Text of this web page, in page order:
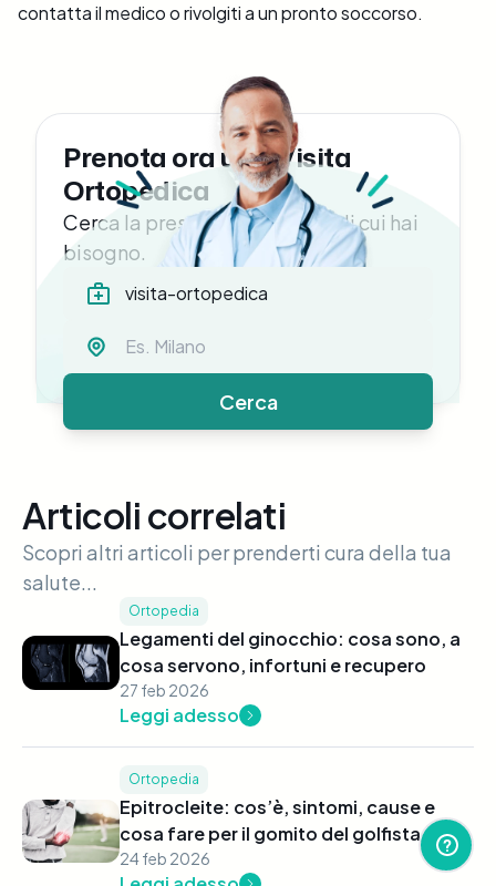
contatta il medico o rivolgiti a un pronto soccorso.
Prenota ora una Visita
Ortopedica
Cerca la prestazione medica di cui hai
bisogno.
Cerca
Articoli correlati
Scopri altri articoli per prenderti cura della tua
salute...
Ortopedia
Legamenti del ginocchio: cosa sono, a
cosa servono, infortuni e recupero
27 feb 2026
Leggi adesso
Ortopedia
Epitrocleite: cos’è, sintomi, cause e
cosa fare per il gomito del golfista
24 feb 2026